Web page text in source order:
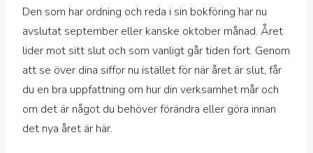
Den som har ordning och reda i sin bokföring har nu
avslutat september eller kanske oktober månad. Året
lider mot sitt slut och som vanligt går tiden fort. Genom
att se över dina siffor nu istället för när året är slut, får
du en bra uppfattning om hur din verksamhet mår och
om det är något du behöver förändra eller göra innan
det nya året är här.